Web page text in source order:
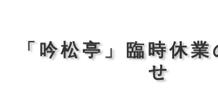
「吟松亭」臨時休
せ